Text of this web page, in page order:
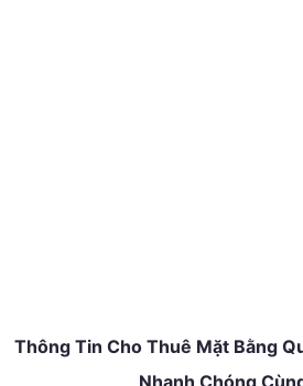
Thông Tin Cho Thuê Mặt Bằng
Nhanh Chóng